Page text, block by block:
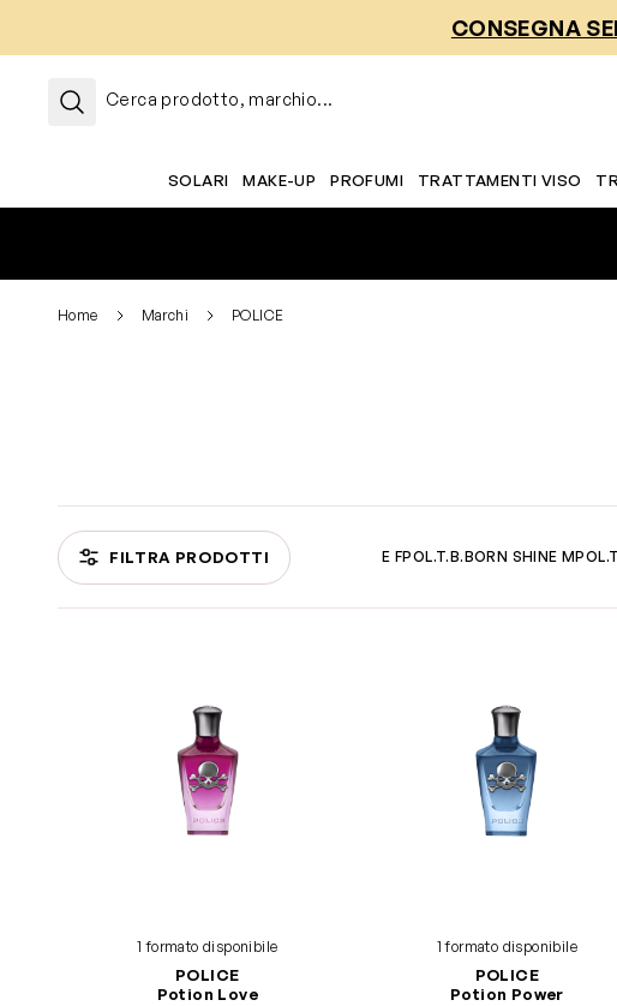
CONSEGNA
Cerca prodotto, marchio...
SOLARI MAKE-UP PROFUMI TRATTAMENTI VISO
Home Marchi POLICE
POLICE POTION POW.HPOLICE POTION LOVE FPOL.T.B.BORN SHINE M
FILTRA PRODOTTI
Passa all'elenco prodotti
1 formato disponibile
POLICE
Potion Love
1 formato disponibile
POLICE
Potion Power